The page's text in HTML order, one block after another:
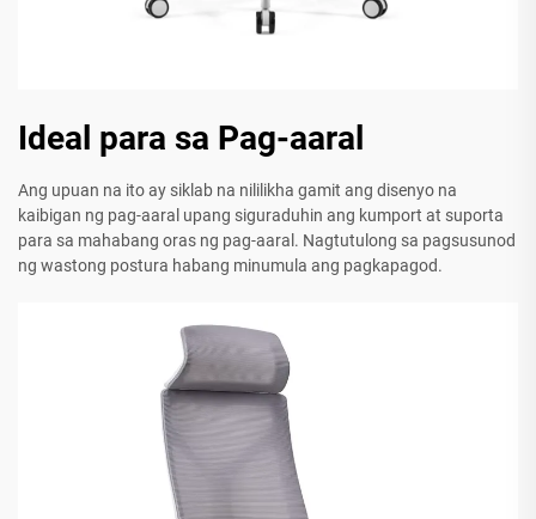
Ideal para sa Pag-aaral
Ang upuan na ito ay siklab na nililikha gamit ang disenyo na
kaibigan ng pag-aaral upang siguraduhin ang kumport at suporta
para sa mahabang oras ng pag-aaral. Nagtutulong sa pagsusunod
ng wastong postura habang minumula ang pagkapagod.